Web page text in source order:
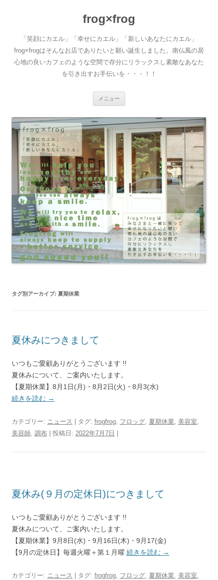
frog×frog
「笑顔にカエル」「幸せにカエル」「新しいあなたにカエル」
frog×frogはそんなお店でありたいと願い誕生しました。南仏風の居
心地の良いカフェのような空間で存分にリラックスし素敵なあなた
を引き出すお手伝いを・・・！！
メニュー
ツ
へ
移
動
タグ別アーカイブ: 夏期休業
夏休みにつきまして
いつもご愛顧ありがとうございます !!
夏休みについて、ご案内いたします。
【夏期休業】8月1日(月)・8月2日(火)・8月3(水)
続きを読む →
カテゴリー: ニュース | タグ: frogfrog, フロッグ, 夏期休業, 美容室,
美容師, 調布 | 投稿日: 2022年7月7日
夏休み(９月の定休日)につきまして
いつもご愛顧ありがとうございます !!
夏休みについて、ご案内いたします。
【夏期休業】9月8日(水)・9月16日(木)・9月17(金)
【9月の定休日】毎週火曜＋第１月曜 続きを読む →
カテゴリー: ニュース | タグ: frogfrog, フロッグ, 夏期休業, 美容室,